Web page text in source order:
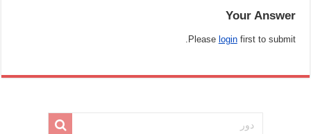
Your Answer
Please loginfirst to submit.